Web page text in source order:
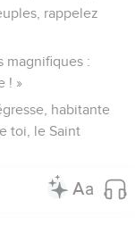
rappelez
magnifiques :
! »
habitante
toi, le Saint